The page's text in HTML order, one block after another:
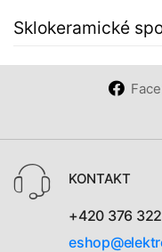
Sklokeramické
KONTAKT
+420 376